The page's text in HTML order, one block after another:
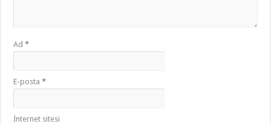
Ad*
E-posta*
İnternet sitesi